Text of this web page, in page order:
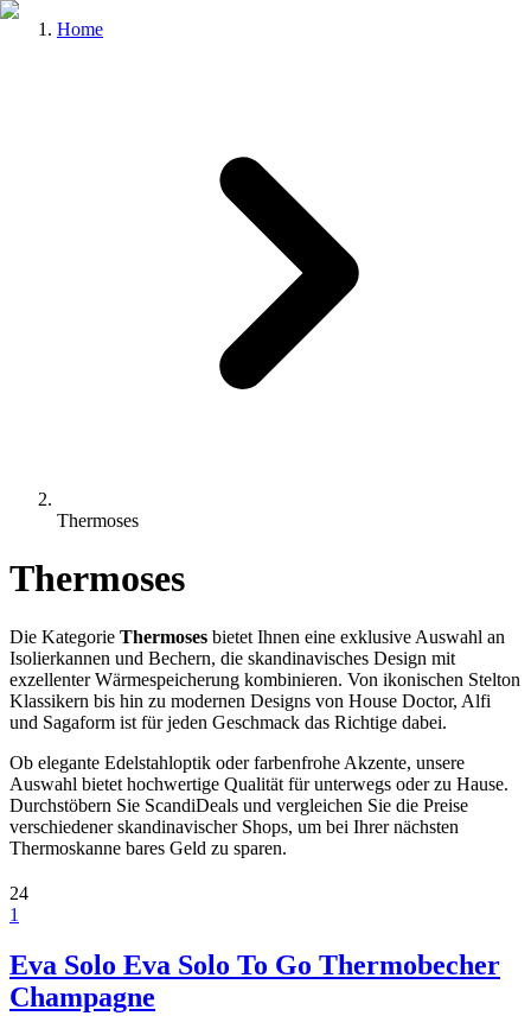
Home
Thermoses
Thermoses
Die Kategorie Thermoses bietet Ihnen eine exklusive Auswahl an
Isolierkannen und Bechern, die skandinavisches Design mit
exzellenter Wärmespeicherung kombinieren. Von ikonischen Stelton
Klassikern bis hin zu modernen Designs von House Doctor, Alfi
und Sagaform ist für jeden Geschmack das Richtige dabei.
Ob elegante Edelstahloptik oder farbenfrohe Akzente, unsere
Auswahl bietet hochwertige Qualität für unterwegs oder zu Hause.
Durchstöbern Sie ScandiDeals und vergleichen Sie die Preise
verschiedener skandinavischer Shops, um bei Ihrer nächsten
Thermoskanne bares Geld zu sparen.
24
1
Eva Solo Eva Solo To Go Thermobecher
Champagne